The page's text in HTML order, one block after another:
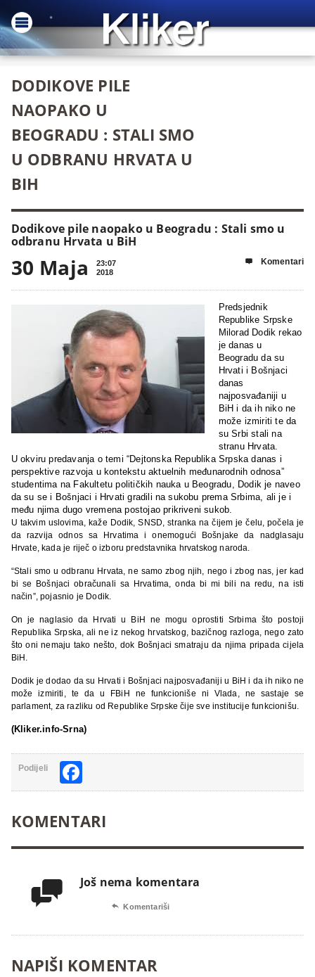
DODIKOVE PILE
NAOPAKO U
BEOGRADU : STALI SMO
U ODBRANU HRVATA U
BIH
Dodikove pile naopako u Beogradu : Stali smo u
odbranu Hrvata u BiH
30 Maja
23:07
2018
 Komentari
Predsjednik
Republike Srpske
Milorad Dodik rekao
je danas u
Beogradu da su
Hrvati i Bošnjaci
danas
najposvađaniji u
BiH i da ih niko ne
može izmiriti te da
su Srbi stali na
stranu Hrvata.
U okviru predavanja o temi “Dejtonska Republika Srpska danas i
perspektive razvoja u kontekstu aktuelnih međunarodnih odnosa”
studentima na Fakultetu političkih nauka u Beogradu, Dodik je naveo
da su se i Bošnjaci i Hrvati gradili na sukobu prema Srbima, ali je i
među njima dugo vremena postojao prikriveni sukob.
U takvim uslovima, kaže Dodik, SNSD, stranka na čijem je čelu, počela je
da razvija odnos sa Hrvatima i onemogući Bošnjake da nadglasaju
Hrvate, kada je riječ o izboru predstavnika hrvatskog naroda.
“Stali smo u odbranu Hrvata, ne samo zbog njih, nego i zbog nas, jer kad
bi se Bošnjaci obračunali sa Hrvatima, onda bi mi bili na redu, na isti
način”, pojasnio je Dodik.
On je naglasio da Hrvati u BiH ne mogu oprostiti Srbima što postoji
Republika Srpska, ali ne iz nekog hrvatskog, bazičnog razloga, nego zato
što oni nemaju tako nešto, dok Bošnjaci smatraju da njima pripada cijela
BiH.
Dodik je dodao da su Hrvati i Bošnjaci najposvađaniji u BiH i da ih niko ne
može izmiriti, te da u FBiH ne funkcioniše ni Vlada, ne sastaje se
parlament, za razliku od Republike Srpske čije sve institucije funkcionišu.
(Kliker.info-Srna)
Podijeli
KOMENTARI
 Još nema komentara
 Komentariši
NAPIŠI KOMENTAR